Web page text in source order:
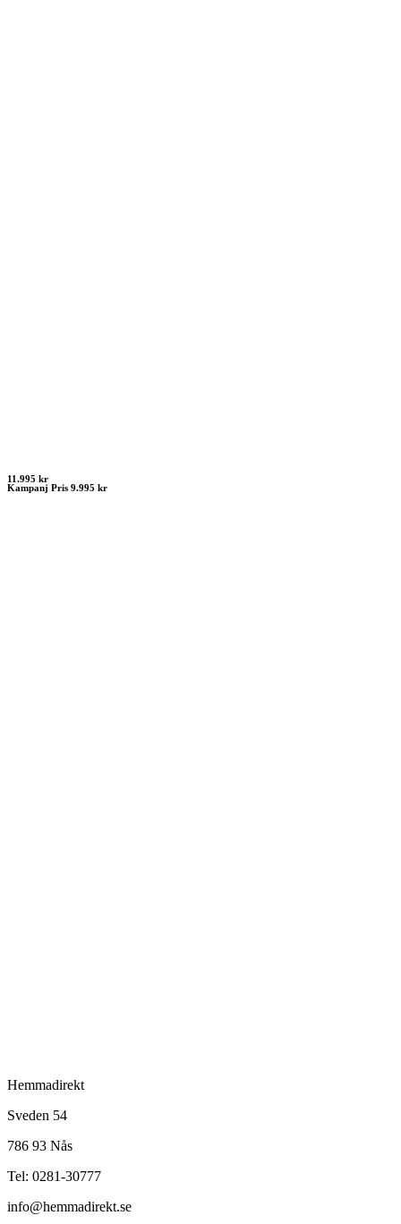
11.995 kr
Kampanj Pris 9.995 kr
Hemmadirekt
Sveden 54
786 93 Nås
Tel: 0281-30777
info@hemmadirekt.se